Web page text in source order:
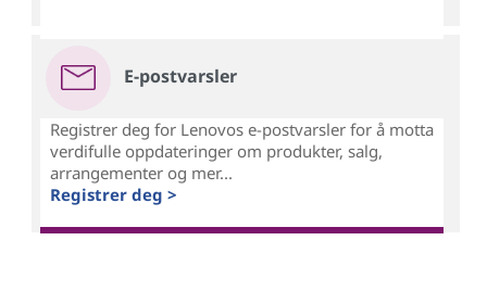
E-postvarsler
Registrer deg for Lenovos e-postvarsler for å motta
verdifulle oppdateringer om produkter, salg,
arrangementer og mer...
Registrer deg >